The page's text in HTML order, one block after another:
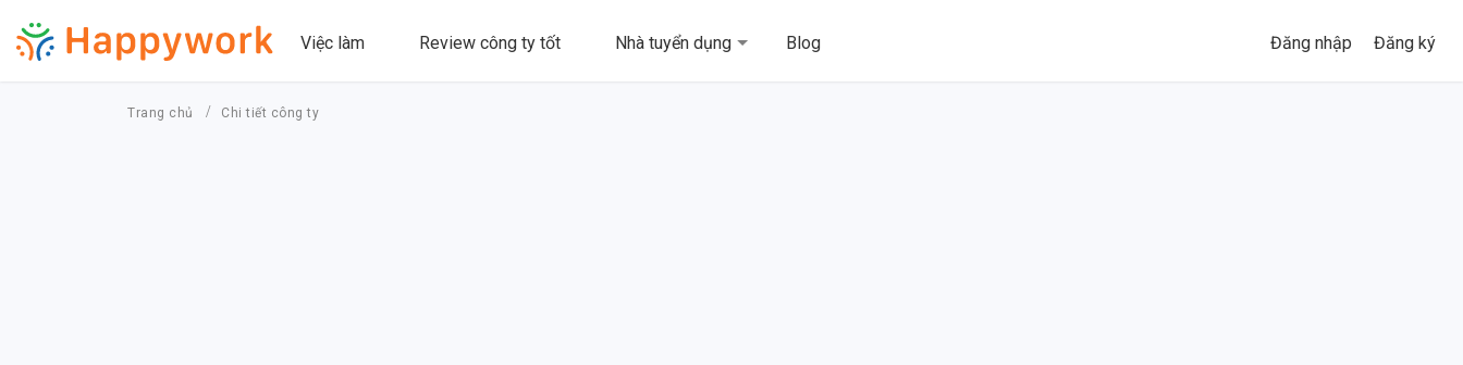
Đăng nhập Đăng ký
Việc làm Review công ty tốt Nhà tuyển dụng Blog
Trang chủ Chi tiết công ty